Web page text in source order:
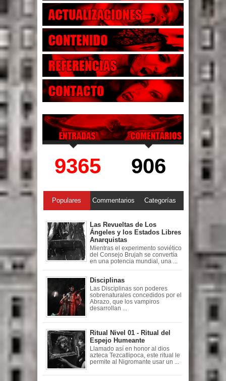
9365 906
Populares Commentarios Categorías
Las Revueltas de Los
Ángeles y los Estados Libres
Anarquistas
Mientras el experimento soviético
del Consejo Brujah se convertía
en una potencia mundial, una ...
Disciplinas
Las Disciplinas son poderes
sobrenaturales concedidos por el
Abrazo, que los vampiros
desarrollan ...
Ritual Nivel 01 - Ritual del
Espejo Humeante
Llamado así en honor al dios
azteca Tezcatlipoca, este ritual le
permite al Nigromante usar un ...